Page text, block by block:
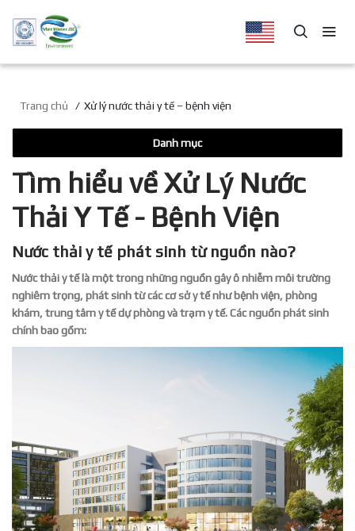
Trang chủ Xử lý nước thải y tế – bệnh viện
Danh mục
Tìm hiểu về Xử Lý Nước
Thải Y Tế - Bệnh Viện
Nước thải y tế phát sinh từ nguồn nào?
Nước thải y tế là một trong những nguồn gây ô nhiễm môi trường
nghiêm trọng, phát sinh từ các cơ sở y tế như bệnh viện, phòng
khám, trung tâm y tế dự phòng và trạm y tế. Các nguồn phát sinh
chính bao gồm: